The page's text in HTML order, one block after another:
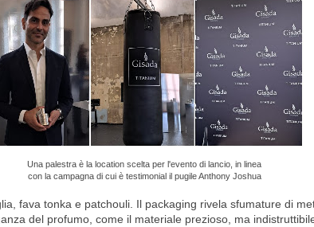
Una palestra è la location scelta per l'evento di lancio, in linea
con la campagna di cui è testimonial il pugile Anthony Joshua
fava tonka e patchouli. Il packaging rivela sfumature di
del profumo, come il materiale prezioso, ma